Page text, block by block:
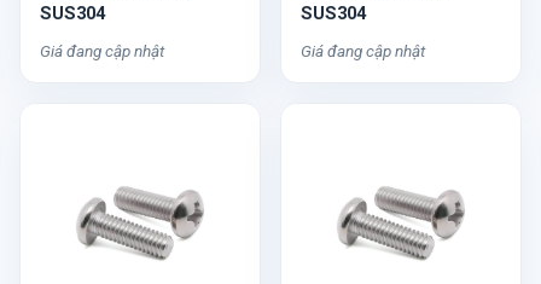
SUS304
Giá đang cập nhật
SUS304
Giá đang cập nhật